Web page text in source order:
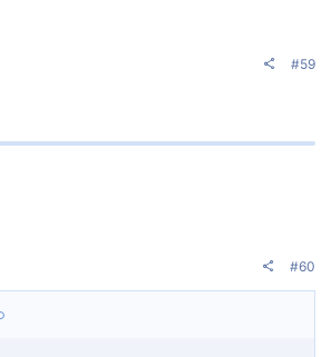
#59
#60